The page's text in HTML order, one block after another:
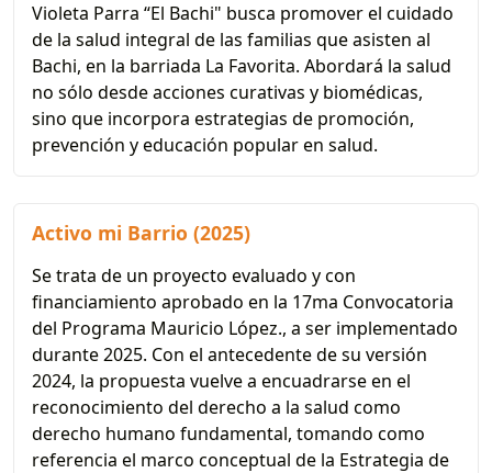
Violeta Parra “El Bachi" busca promover el cuidado
de la salud integral de las familias que asisten al
Bachi, en la barriada La Favorita. Abordará la salud
no sólo desde acciones curativas y biomédicas,
sino que incorpora estrategias de promoción,
prevención y educación popular en salud.
Activo mi Barrio (2025)
Se trata de un proyecto evaluado y con
financiamiento aprobado en la 17ma Convocatoria
del Programa Mauricio López., a ser implementado
durante 2025. Con el antecedente de su versión
2024, la propuesta vuelve a encuadrarse en el
reconocimiento del derecho a la salud como
derecho humano fundamental, tomando como
referencia el marco conceptual de la Estrategia de